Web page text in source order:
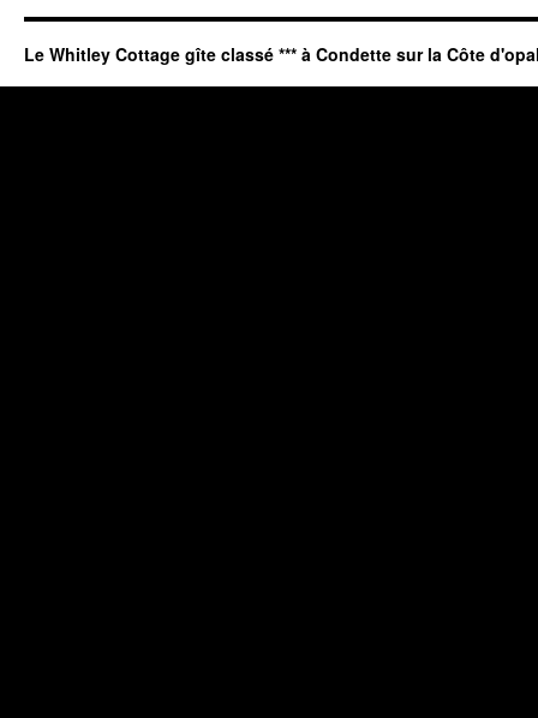
Le Whitley Cottage gîte classé *** à Condette sur la Côte